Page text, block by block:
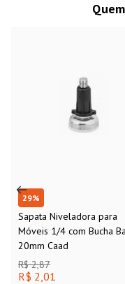
29%
Sapata Niveladora para
Móveis 1/4 com Bucha
20mm Caad
R$ 2,87
R$ 2,01